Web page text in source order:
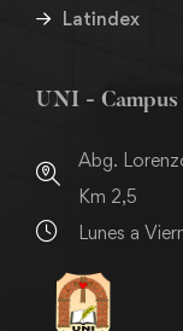
Latindex
UNI - Campus
Abg.
Km 2,5
Lunes a